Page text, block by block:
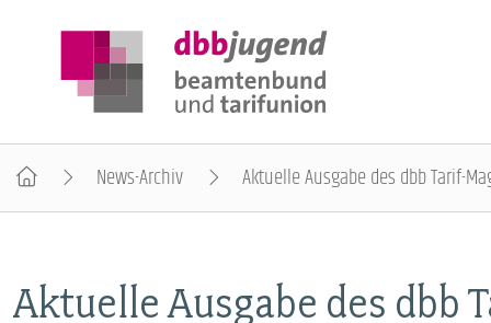
POSITIONEN
News-Archiv Aktuelle Ausgabe des dbb Tarif-
Aktuelle Ausgabe des dbb